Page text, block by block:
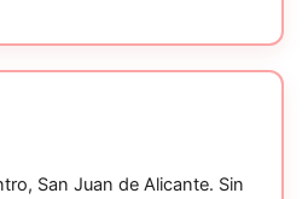
San Juan de Alicante. Sin